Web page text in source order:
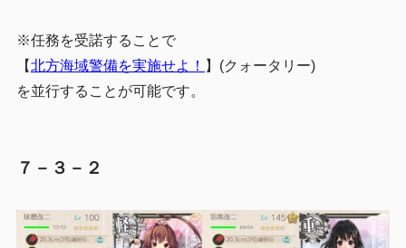
※任務を受諾することで
【北方海域警備を実施せよ！ 】(クォータリー)
を並行することが可能です。
７－３－２